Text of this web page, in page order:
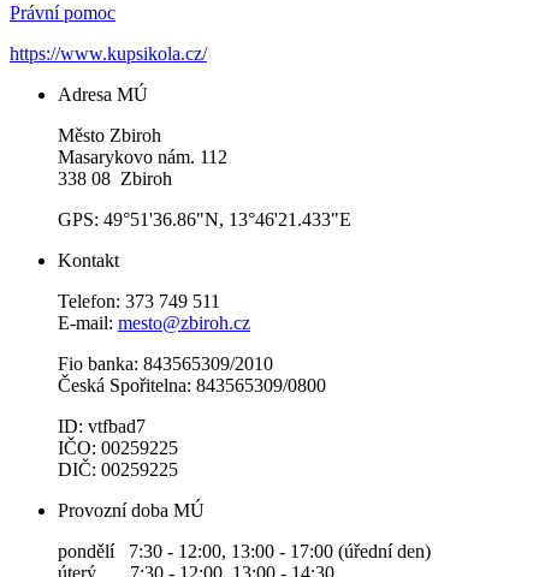
Právní pomoc
https://www.kupsikola.cz/
Adresa MÚ
Město Zbiroh
Masarykovo nám. 112
338 08 Zbiroh
GPS: 49°51'36.86"N, 13°46'21.433"E
Kontakt
Telefon: 373 749 511
E-mail: mesto@zbiroh.cz
Fio banka: 843565309/2010
Česká Spořitelna: 843565309/0800
ID: vtfbad7
IČO: 00259225
DIČ: 00259225
Provozní doba MÚ
pondělí 7:30 - 12:00, 13:00 - 17:00 (úřední den)
úterý 7:30 - 12:00, 13:00 - 14:30